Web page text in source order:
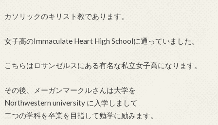
カソリックのキリスト教であります。
女子高のImmaculate Heart High Schoolに通っていました。
こちらはロサンゼルスにある有名な私立女子高になります。
その後、メーガンマークルさんは大学を
Northwestern university に入学しまして
二つの学科を卒業を目指して勉学に励みます。